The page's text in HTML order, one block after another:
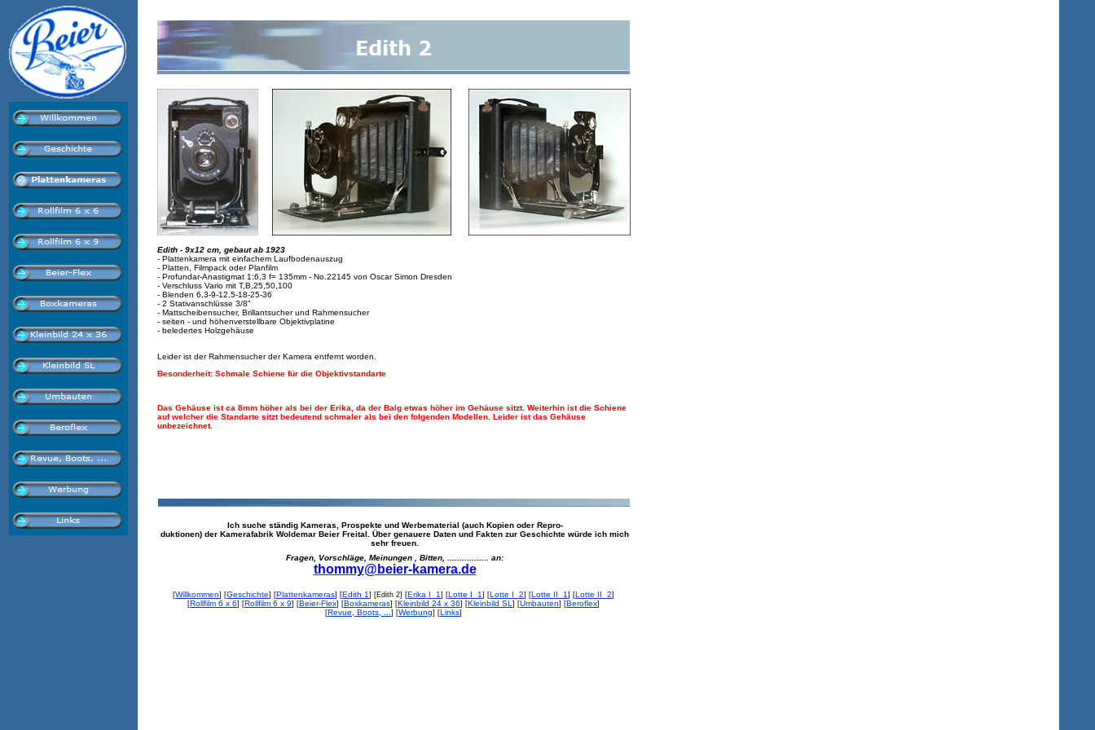
Edith - 9x12 cm, gebaut ab 1923
- Plattenkamera mit einfachem Laufbodenauszug
- Platten, Filmpack oder Planfilm
- Profundar-Anastigmat 1:6,3 f= 135mm - No.22145 von Oscar Simon Dresden
- Verschluss Vario mit T,B,25,50,100
- Blenden 6,3-9-12,5-18-25-36
- 2 Stativanschlüsse 3/8"
- Mattscheibensucher, Brillantsucher und Rahmensucher
- seiten - und höhenverstellbare Objektivplatine
- beledertes Holzgehäuse
Leider ist der Rahmensucher der Kamera entfernt worden.
Besonderheit: Schmale Schiene für die Objektivstandarte
Das Gehäuse ist ca 8mm höher als bei der Erika, da der Balg etwas höher im Gehäuse sitzt. Weiterhin ist die Schiene
auf welcher die Standarte sitzt bedeutend schmaler als bei den folgenden Modellen. Leider ist das Gehäuse
unbezeichnet.
Ich suche ständig Kameras, Prospekte und Werbematerial (auch Kopien oder Repro-
duktionen) der Kamerafabrik Woldemar Beier Freital. Über genauere Daten und Fakten zur Geschichte würde ich mich
sehr freuen.
Fragen, Vorschläge, Meinungen , Bitten, ................. an:
thommy@beier-kamera.de
[Willkommen] [Geschichte] [Plattenkameras] [Edith 1 ] [Edith 2] [Erika I_1 ] [Lotte I_1 ] [Lotte I_2] [Lotte II_1 ] [Lotte II_2]
[Rollfilm 6 x 6] [Rollfilm 6 x 9] [Beier-Flex] [Boxkameras] [Kleinbild 24 x 36] [Kleinbild SL ] [Umbauten] [Beroflex]
[Revue, Boots, ... ] [Werbung] [Links]